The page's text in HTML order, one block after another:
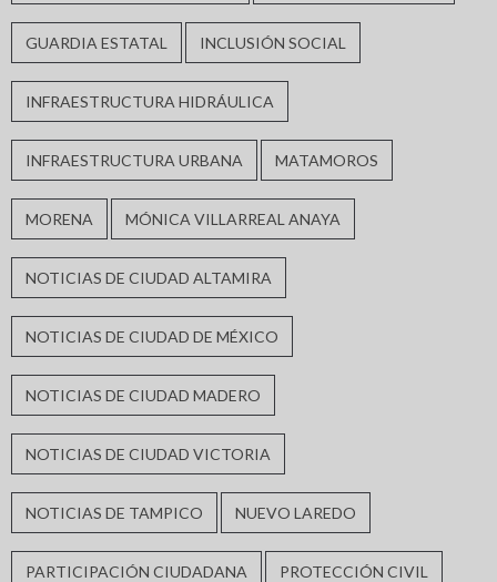
GUARDIA ESTATAL INCLUSIÓN SOCIAL
INFRAESTRUCTURA HIDRÁULICA
INFRAESTRUCTURA URBANA MATAMOROS
MORENA MÓNICA VILLARREAL ANAYA
NOTICIAS DE CIUDAD ALTAMIRA
NOTICIAS DE CIUDAD DE MÉXICO
NOTICIAS DE CIUDAD MADERO
NOTICIAS DE CIUDAD VICTORIA
NOTICIAS DE TAMPICO NUEVO LAREDO
PARTICIPACIÓN CIUDADANA PROTECCIÓN CIVIL